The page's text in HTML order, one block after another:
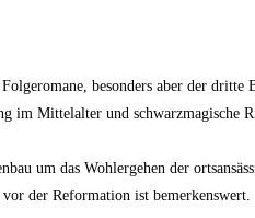
besonders aber der
im Mittelalter und schwarzmagische
um das Wohlergehen der
der Reformation ist bemerkenswert.